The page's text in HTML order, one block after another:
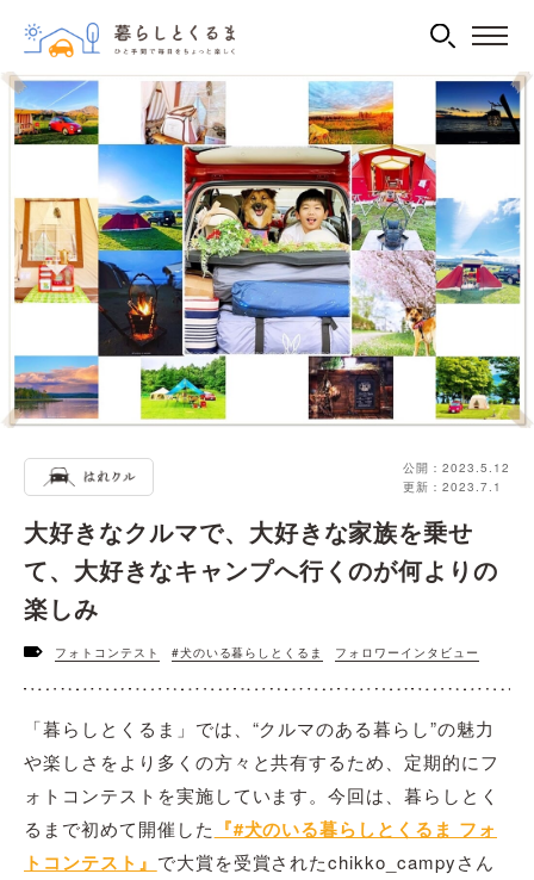
公開：2023.5.12
更新：2023.7.1
大好きなクルマで、大好きな家族を乗せ
て、大好きなキャンプへ行くのが何よりの
楽しみ
フォトコンテスト #犬のいる暮らしとくるま フォロワーインタビュー
「暮らしとくるま」では、“クルマのある暮らし”の魅力
や楽しさをより多くの方々と共有するため、定期的にフ
ォトコンテストを実施しています。今回は、暮らしとく
るまで初めて開催した 『#犬のいる暮らしとくるま フォ
トコンテスト』 で大賞を受賞されたchikko_campyさん